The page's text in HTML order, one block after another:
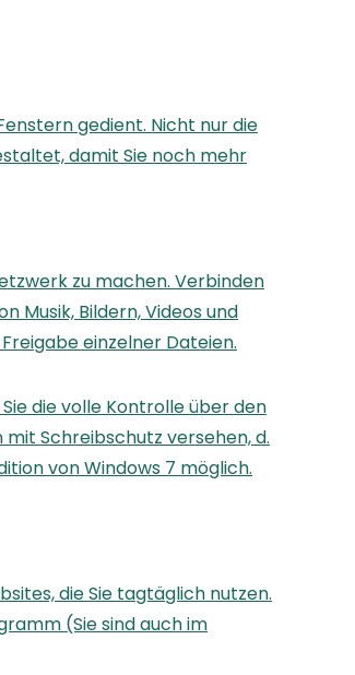
gedient. Nicht nur die
damit Sie noch mehr
zu machen. Verbinden
Musik, Bildern, Videos und
einzelner Dateien.
die volle Kontrolle über den
Schreibschutz versehen, d.
von Windows 7 möglich.
die Sie tagtäglich nutzen.
(Sie sind auch im